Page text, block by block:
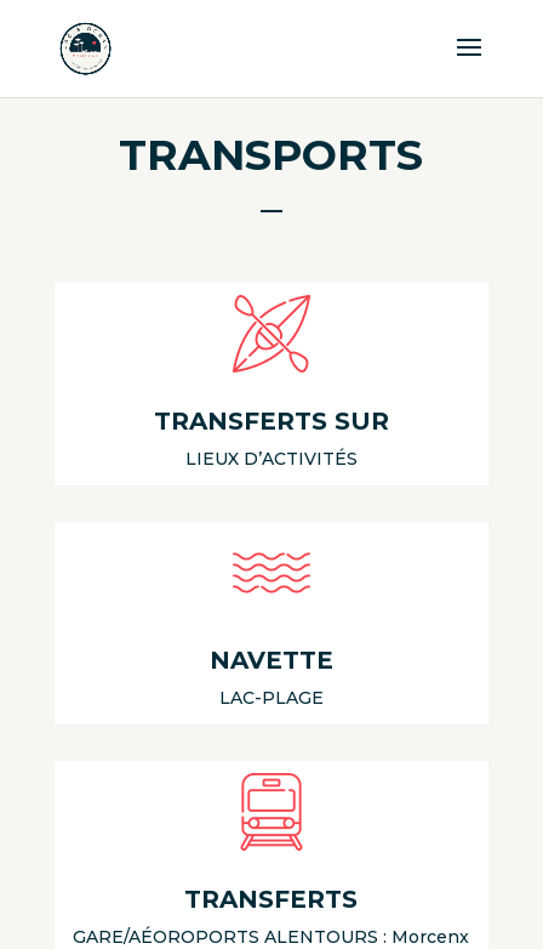
TRANSPORTS
TRANSFERTS SUR
LIEUX D’ACTIVITÉS
NAVETTE
LAC-PLAGE
TRANSFERTS
GARE/AÉOROPORTS ALENTOURS : Morcenx